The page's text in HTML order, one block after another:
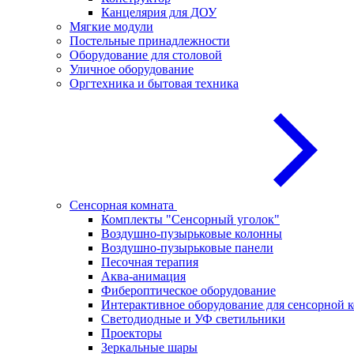
Канцелярия для ДОУ
Мягкие модули
Постельные принадлежности
Оборудование для столовой
Уличное оборудование
Оргтехника и бытовая техника
Сенсорная комната
Комплекты "Сенсорный уголок"
Воздушно-пузырьковые колонны
Воздушно-пузырьковые панели
Песочная терапия
Аква-анимация
Фибероптическое оборудование
Интерактивное оборудование для сенсорной
Светодиодные и УФ светильники
Проекторы
Зеркальные шары